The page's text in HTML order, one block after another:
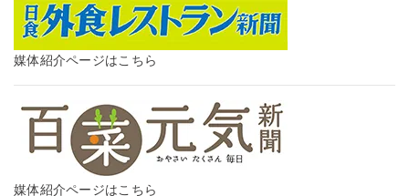
媒体紹介ページはこちら
媒体紹介ページはこちら